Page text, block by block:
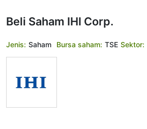
Beli Saham IHI Corp.
Jenis: Saham Bursa saham: TSE Sektor: